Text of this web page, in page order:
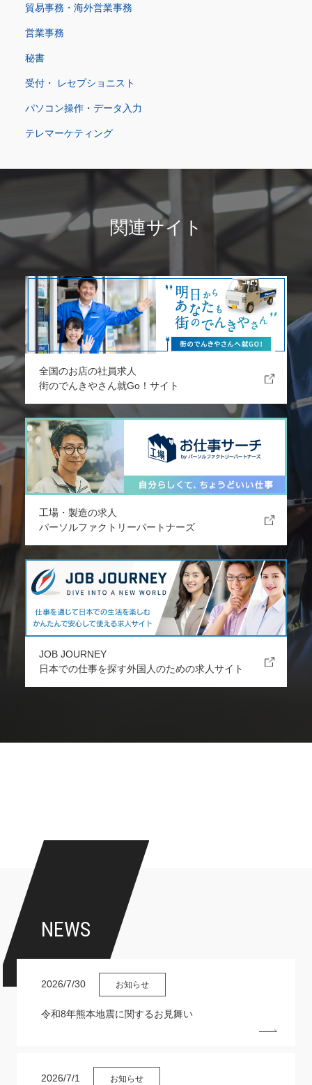
貿易事務・海外営業事務
営業事務
秘書
受付・ レセプショニスト
パソコン操作・データ入力
テレマーケティング
関連サイト
全国のお店の社員求人
街のでんきやさん就Go！サイト
工場・製造の求人
パーソルファクトリーパートナーズ
JOB JOURNEY
日本での仕事を探す外国人のための求人サイト
NEWS
2026/7/30 お知らせ
令和8年熊本地震に関するお見舞い
2026/7/1 お知らせ